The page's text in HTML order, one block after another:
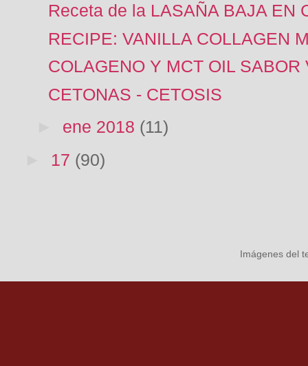
Receta de la LASAÑA BAJA EN
RECIPE: VANILLA COLLAGEN
COLAGENO Y MCT OIL
CETONAS - CETOSIS
ene 2018 (11)
17 (90)
Imágenes del